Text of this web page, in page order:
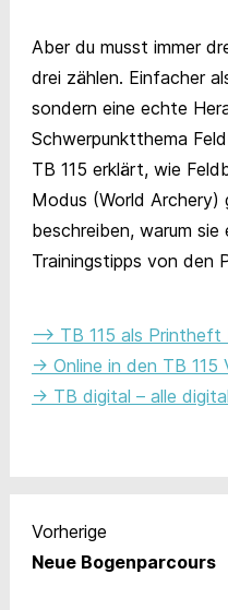
Aber du musst immer
drei zählen. Einfacher
sondern eine echte
Schwerpunktthema
TB 115 erklärt, wie
Modus (World Archery)
beschreiben, warum
Trainingstipps von den
–> TB 115 als Printheft
-> Online in den TB
-> TB digital – alle
Vorherige
Neue Bogenparcours